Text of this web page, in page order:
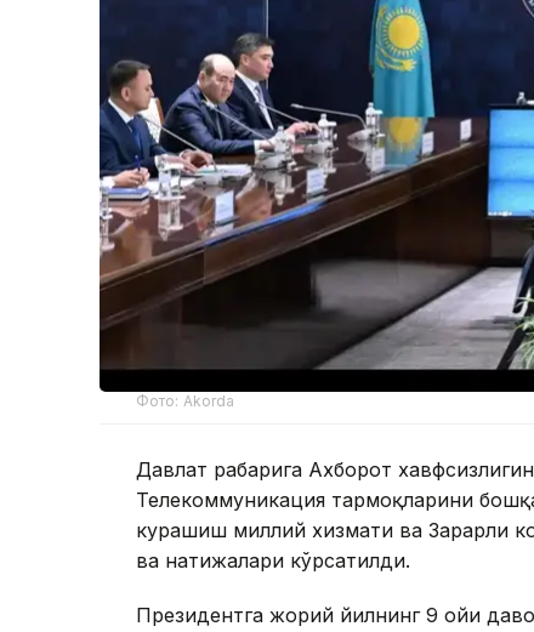
Фото: Akorda
Давлат раҳбарига Ахборот
Телекоммуникация тармоқларини
курашиш миллий хизмати ва Зарарли
ва натижалари кўрсатилди.
Президентга жорий йилнинг 9 ойи